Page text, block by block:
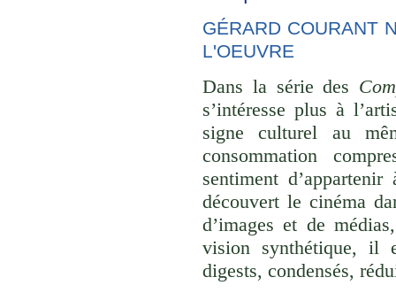
GÉRARD COURANT
L'OEUVRE
Dans la série des
s’intéresse plus à
signe culturel au
consommation
sentiment
découvert le cinéma
d’images et de
vision synthétique, il
digests, condensés,